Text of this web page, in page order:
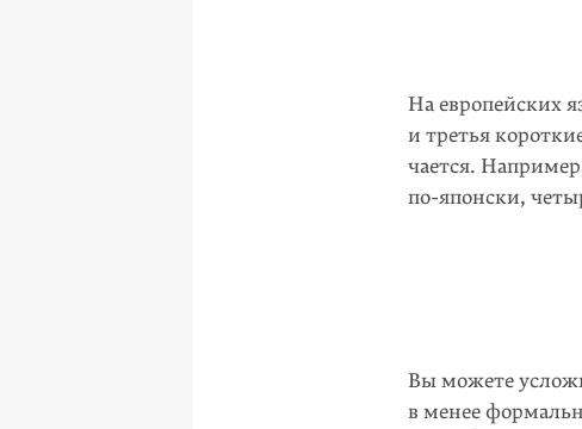
На европейских
и третья
чается.
по-японски,
Вы можете
в менее